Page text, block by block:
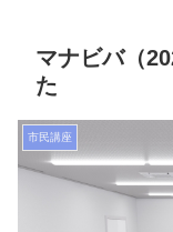
マナビバ（
た
市民講座